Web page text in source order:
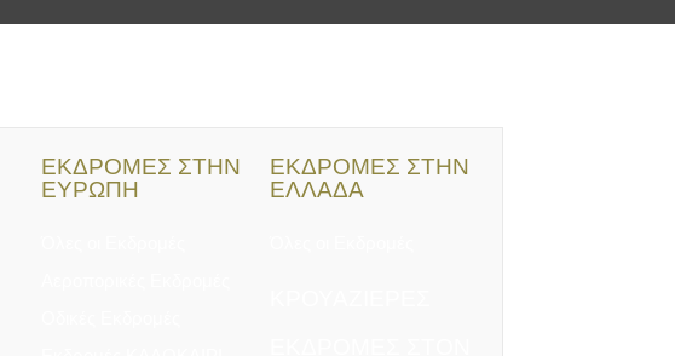
ΕΚΔΡΟΜΕΣ ΣΤΗΝ
ΕΥΡΩΠΗ
ΕΚΔΡΟΜΕΣ ΣΤΗΝ
ΕΛΛΑΔΑ